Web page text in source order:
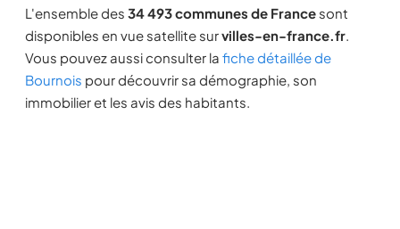
L'ensemble des 34 493 communes de France sont
disponibles en vue satellite survilles-en-france.fr.
Vous pouvez aussi consulter la fiche détaillée de
Bournois pour découvrir sa démographie, son
immobilier et les avis des habitants.